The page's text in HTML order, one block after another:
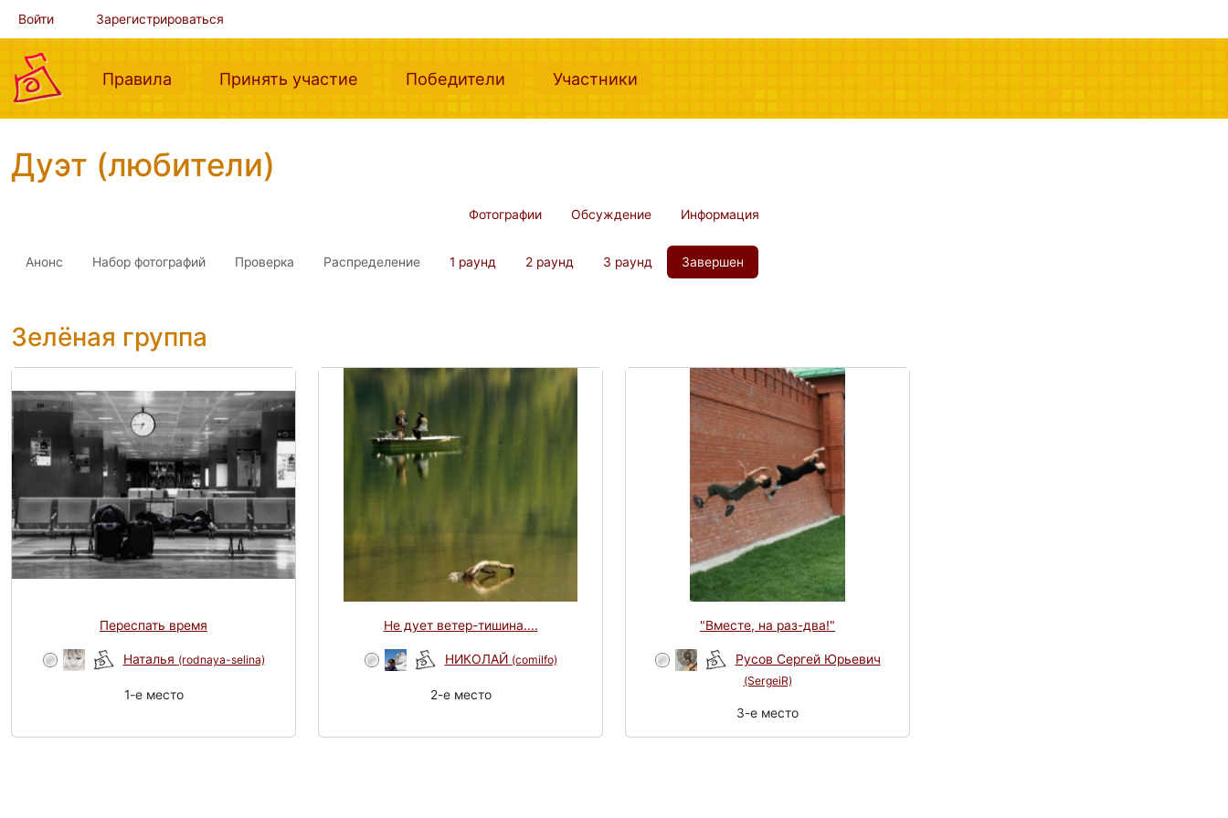
Войти Зарегистрироваться
Правила (current)Принять участие (current)Победители (current)Участники
Дуэт (любители)
Фотографии Обсуждение Информация
Анонс Набор фотографий Проверка Распределение 1 раунд 2 раунд 3 раунд Завершен
Зелёная группа
Переспать время
Наталья (rodnaya-selina)
1-e место
Не дует ветер-тишина....
НИКОЛАЙ (comilfo)
2-e место
"Вместе, на раз-два!"
Русов Сергей Юрьевич
(SergeiR)
3-e место